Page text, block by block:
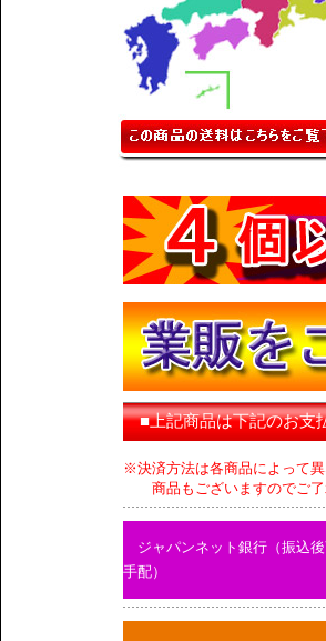
■上記商品は下記のお支
※決済方法は各商品によって
商品もございますのでご了
ジャパンネット銀行（振込
手配）